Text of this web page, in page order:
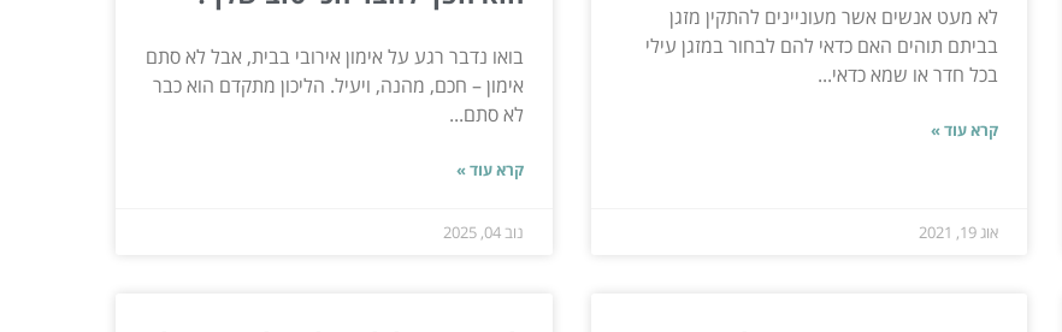
לא מעט אנשים אשר מעוניינים להתקין מזגן
בביתם תוהים האם כדאי להם לבחור במזגן עילי
בכל חדר או שמא כדאי...
קרא עוד »
אוג 19, 2021
בואו נדבר רגע על אימון אירובי בבית, אבל לא סתם
אימון – חכם, מהנה, ויעיל. הליכון מתקדם הוא כבר
לא סתם...
קרא עוד »
נוב 04, 2025